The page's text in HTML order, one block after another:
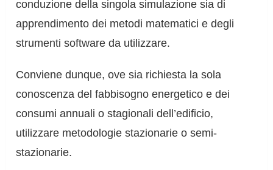
conduzione della singola simulazione sia di
apprendimento dei metodi matematici e degli
strumenti software da utilizzare.
Conviene dunque, ove sia richiesta la sola
conoscenza del fabbisogno energetico e dei
consumi annuali o stagionali dell’edificio,
utilizzare metodologie stazionarie o semi-
stazionarie.